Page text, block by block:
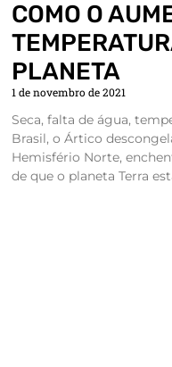
COMO O
PLANETA
1 de novembro de 2021
Seca, falta de água,
Brasil, o Ártico
Hemisfério Norte,
de que o planeta Terra